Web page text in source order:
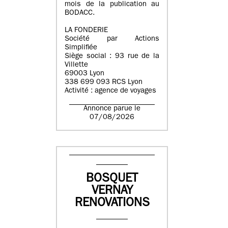
mois de la publication au
BODACC.
LA FONDERIE
Société par Actions
Simplifiée
Siège social : 93 rue de la
Villette
69003 Lyon
338 699 093 RCS Lyon
Activité : agence de voyages
Annonce parue le
07/08/2026
BOSQUET
VERNAY
RENOVATIONS